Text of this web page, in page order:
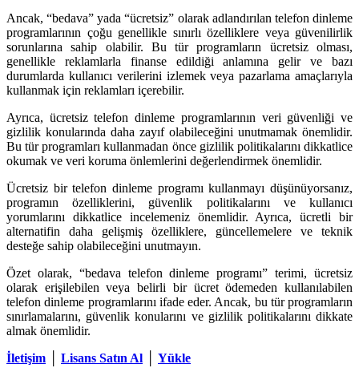
Ancak, “bedava” yada “ücretsiz” olarak adlandırılan telefon dinleme
programlarının çoğu genellikle sınırlı özelliklere veya güvenilirlik
sorunlarına sahip olabilir. Bu tür programların ücretsiz olması,
genellikle reklamlarla finanse edildiği anlamına gelir ve bazı
durumlarda kullanıcı verilerini izlemek veya pazarlama amaçlarıyla
kullanmak için reklamları içerebilir.
Ayrıca, ücretsiz telefon dinleme programlarının veri güvenliği ve
gizlilik konularında daha zayıf olabileceğini unutmamak önemlidir.
Bu tür programları kullanmadan önce gizlilik politikalarını dikkatlice
okumak ve veri koruma önlemlerini değerlendirmek önemlidir.
Ücretsiz bir telefon dinleme programı kullanmayı düşünüyorsanız,
programın özelliklerini, güvenlik politikalarını ve kullanıcı
yorumlarını dikkatlice incelemeniz önemlidir. Ayrıca, ücretli bir
alternatifin daha gelişmiş özelliklere, güncellemelere ve teknik
desteğe sahip olabileceğini unutmayın.
Özet olarak, “bedava telefon dinleme programı” terimi, ücretsiz
olarak erişilebilen veya belirli bir ücret ödemeden kullanılabilen
telefon dinleme programlarını ifade eder. Ancak, bu tür programların
sınırlamalarını, güvenlik konularını ve gizlilik politikalarını dikkate
almak önemlidir.
İletişim
Lisans Satın Al
Yükle